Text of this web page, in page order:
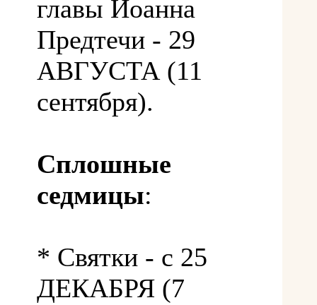
главы Иоанна
Предтечи - 29
АВГУСТА (11
сентября).
Сплошные
седмицы:
* Святки - с 25
ДЕКАБРЯ (7